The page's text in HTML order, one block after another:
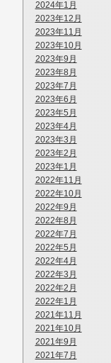
2024年1月
2023年12月
2023年11月
2023年10月
2023年9月
2023年8月
2023年7月
2023年6月
2023年5月
2023年4月
2023年3月
2023年2月
2023年1月
2022年11月
2022年10月
2022年9月
2022年8月
2022年7月
2022年5月
2022年4月
2022年3月
2022年2月
2022年1月
2021年11月
2021年10月
2021年9月
2021年7月